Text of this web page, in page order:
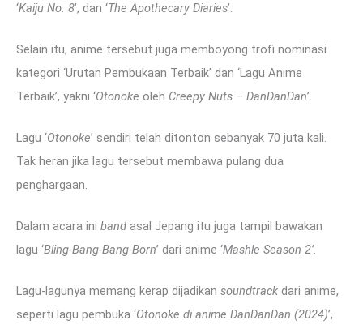
‘Kaiju No. 8’, dan ‘The Apothecary Diaries’.
Selain itu, anime tersebut juga memboyong trofi nominasi
kategori ‘Urutan Pembukaan Terbaik’ dan ‘Lagu Anime
Terbaik’, yakni ‘Otonoke oleh Creepy Nuts – DanDanDan’.
Lagu ‘Otonoke’ sendiri telah ditonton sebanyak 70 juta kali.
Tak heran jika lagu tersebut membawa pulang dua
penghargaan.
Dalam acara ini band asal Jepang itu juga tampil bawakan
lagu ‘Bling-Bang-Bang-Born’ dari anime ‘Mashle Season 2’.
Lagu-lagunya memang kerap dijadikan soundtrack dari anime,
seperti lagu pembuka ‘Otonoke di anime DanDanDan (2024)’,